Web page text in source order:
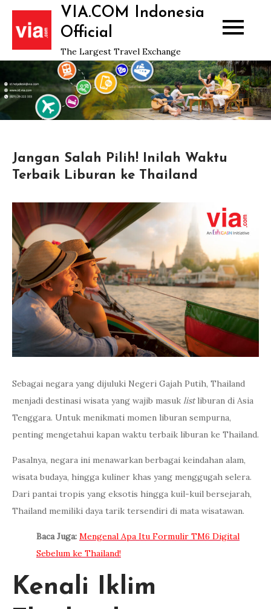
Skip
content
VIA.COM Indonesia
Official
The Largest Travel Exchange
Jangan Salah Pilih! Inilah Waktu
Terbaik Liburan ke Thailand
Sebagai negara yang dijuluki Negeri Gajah Putih, Thailand
menjadi destinasi wisata yang wajib masuk listliburan di Asia
Tenggara. Untuk menikmati momen liburan sempurna,
penting mengetahui kapan waktu terbaik liburan ke Thailand.
Pasalnya, negara ini menawarkan berbagai keindahan alam,
wisata budaya, hingga kuliner khas yang menggugah selera.
Dari pantai tropis yang eksotis hingga kuil-kuil bersejarah,
Thailand memiliki daya tarik tersendiri di mata wisatawan.
Baca Juga: Mengenal Apa Itu Formulir TM6 Digital
Sebelum ke Thailand!
Kenali Iklim